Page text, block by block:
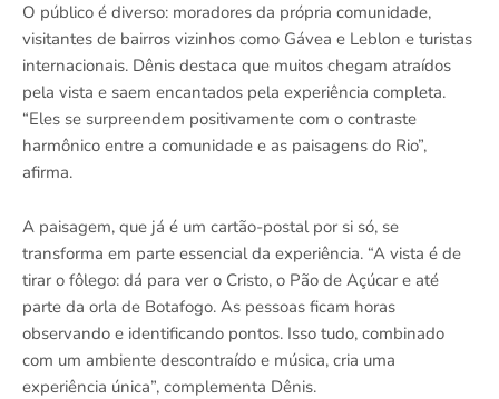
O público é diverso: moradores da própria comunidade,
visitantes de bairros vizinhos como Gávea e Leblon e turistas
internacionais. Dênis destaca que muitos chegam atraídos
pela vista e saem encantados pela experiência completa.
“Eles se surpreendem positivamente com o contraste
harmônico entre a comunidade e as paisagens do Rio”,
afirma.
A paisagem, que já é um cartão-postal por si só, se
transforma em parte essencial da experiência. “A vista é de
tirar o fôlego: dá para ver o Cristo, o Pão de Açúcar e até
parte da orla de Botafogo. As pessoas ficam horas
observando e identificando pontos. Isso tudo, combinado
com um ambiente descontraído e música, cria uma
experiência única”, complementa Dênis.